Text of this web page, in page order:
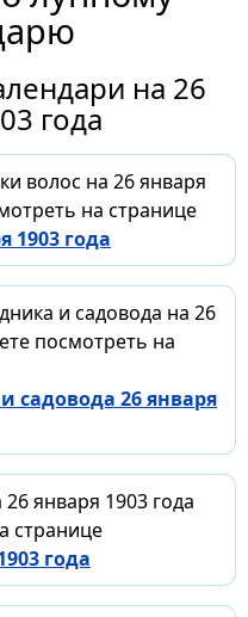
на 26
года
волос на 26 января
на странице
1903 года
и садовода на 26
посмотреть на
садовода 26 января
января 1903 года
странице
года